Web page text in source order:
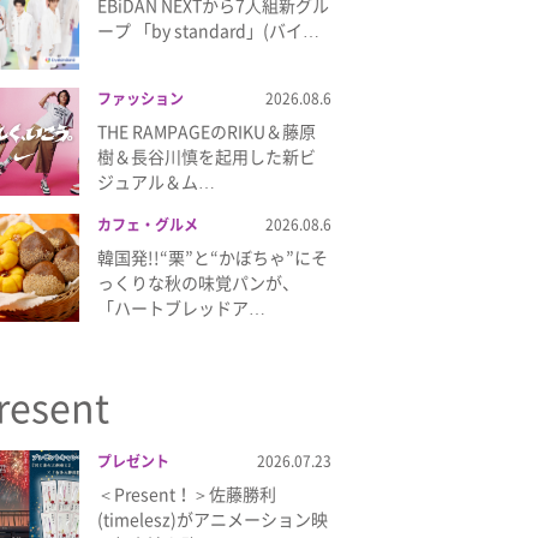
EBiDAN NEXTから7⼈組新グル
ープ 「by standard」(バイ…
ファッション 2026.08.6
THE RAMPAGEのRIKU＆藤原
樹＆長谷川慎を起用した新ビ
ジュアル＆ム…
カフェ・グルメ 2026.08.6
韓国発!!“栗”と“かぼちゃ”にそ
っくりな秋の味覚パンが、
「ハートブレッドア…
プレゼント 2026.07.23
＜Present！＞佐藤勝利
(timelesz)がアニメーション映